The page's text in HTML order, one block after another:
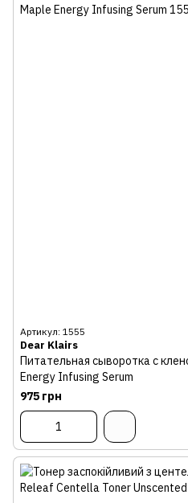
Артикул: 1555
Dear Klairs
Питательная сыворотка с
Energy Infusing Serum
975 грн